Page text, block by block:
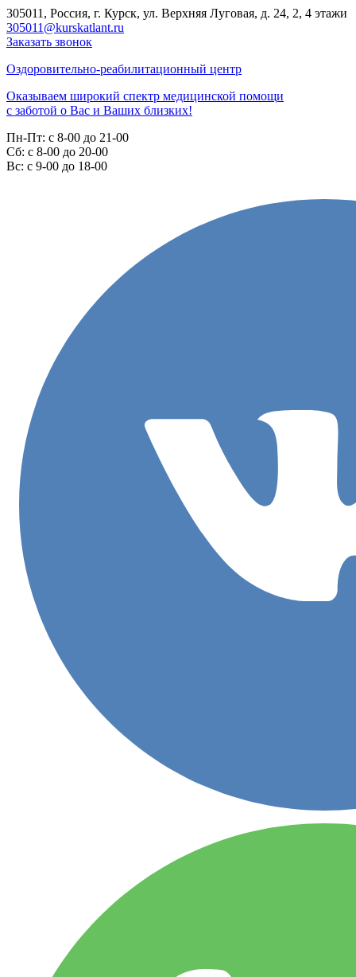
305011, Россия, г. Курск, ул. Верхняя Луговая, д. 24, 2, 4 этажи
305011@kurskatlant.ru
Заказать звонок
Оздоровительно-реабилитационный центр
Оказываем широкий спектр медицинской помощи
с заботой о Вас и Ваших близких!
Пн-Пт: с 8-00 до 21-00
Cб: с 8-00 до 20-00
Вс: с 9-00 до 18-00